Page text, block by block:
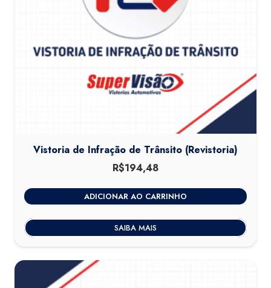
Vistoria de Infração de Trânsito (Revistoria)
R$194,48
ADICIONAR AO CARRINHO
SAIBA MAIS